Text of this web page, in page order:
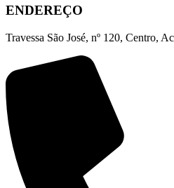
ENDEREÇO
Travessa São José, nº 120, Centro,